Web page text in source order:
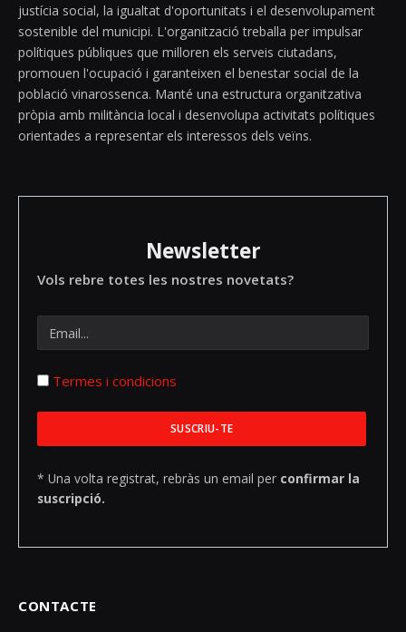
justícia social, la igualtat d'oportunitats i el desenvolupament
sostenible del municipi. L'organització treballa per impulsar
polítiques públiques que milloren els serveis ciutadans,
promouen l'ocupació i garanteixen el benestar social de la
població vinarossenca. Manté una estructura organitzativa
pròpia amb militància local i desenvolupa activitats polítiques
orientades a representar els interessos dels veïns.
Newsletter
Vols rebre totes les nostres novetats?
Termes i condicions
* Una volta registrat, rebràs un email per confirmar la
suscripció.
CONTACTE